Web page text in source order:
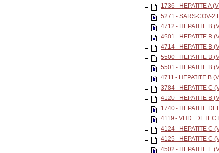
1736 - HEPATITE A
5271 - SARS-COV-
4712 - HEPATITE B
4501 - HEPATITE B
4714 - HEPATITE B
5500 - HEPATITE B
5501 - HEPATITE B
4711 - HEPATITE B
3784 - HEPATITE C
4120 - HEPATITE B
1740 - HEPATITE
4119 - VHD :
4124 - HEPATITE C
4125 - HEPATITE C
4502 - HEPATITE E